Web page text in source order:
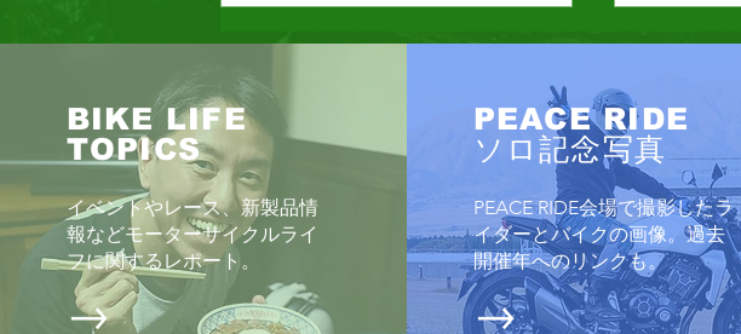
ELIMINATOR SE KLX230 SHERPA
BIKE LIFE
TOPICS
イベントやレース、新製品情
報などモーターサイクルライ
フに関するレポート 。
PEACE RIDE
ソロ記念写真
PEACE RIDE会場で撮影したラ
イダーとバイクの画像。過去
開催年へのリンクも。